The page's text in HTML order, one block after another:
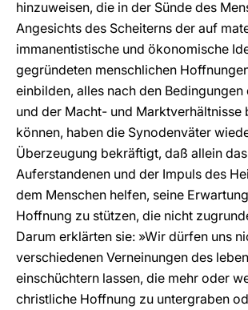
hinzuweisen, die in der Sünde des
Angesichts des Scheiterns der auf
immanentistische und ökonomische
gegründeten menschlichen
einbilden, alles nach den
und der Macht- und Marktverhältnisse
können, haben die Synodenväter
Überzeugung bekräftigt, daß allein
Auferstandenen und der Impuls des
dem Menschen helfen, seine
Hoffnung zu stützen, die nicht
Darum erklärten sie: »Wir dürfen uns
verschiedenen Verneinungen des
einschüchtern lassen, die mehr oder
christliche Hoffnung zu untergraben